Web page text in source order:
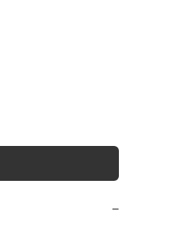
−